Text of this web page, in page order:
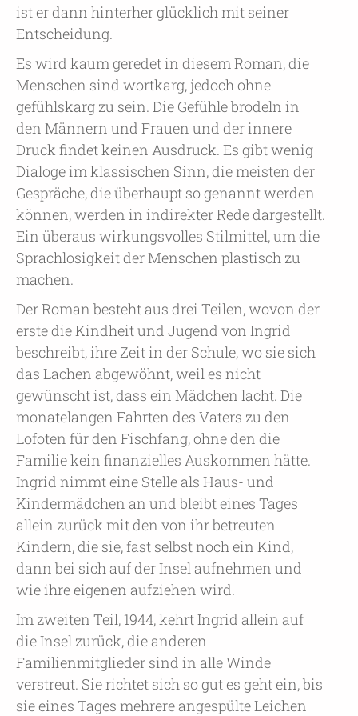
ist er dann hinterher glücklich mit seiner
Entscheidung.
Es wird kaum geredet in diesem Roman, die
Menschen sind wortkarg, jedoch ohne
gefühlskarg zu sein. Die Gefühle brodeln in
den Männern und Frauen und der innere
Druck findet keinen Ausdruck. Es gibt wenig
Dialoge im klassischen Sinn, die meisten der
Gespräche, die überhaupt so genannt werden
können, werden in indirekter Rede dargestellt.
Ein überaus wirkungsvolles Stilmittel, um die
Sprachlosigkeit der Menschen plastisch zu
machen.
Der Roman besteht aus drei Teilen, wovon der
erste die Kindheit und Jugend von Ingrid
beschreibt, ihre Zeit in der Schule, wo sie sich
das Lachen abgewöhnt, weil es nicht
gewünscht ist, dass ein Mädchen lacht. Die
monatelangen Fahrten des Vaters zu den
Lofoten für den Fischfang, ohne den die
Familie kein finanzielles Auskommen hätte.
Ingrid nimmt eine Stelle als Haus- und
Kindermädchen an und bleibt eines Tages
allein zurück mit den von ihr betreuten
Kindern, die sie, fast selbst noch ein Kind,
dann bei sich auf der Insel aufnehmen und
wie ihre eigenen aufziehen wird.
Im zweiten Teil, 1944, kehrt Ingrid allein auf
die Insel zurück, die anderen
Familienmitglieder sind in alle Winde
verstreut. Sie richtet sich so gut es geht ein, bis
sie eines Tages mehrere angespülte Leichen